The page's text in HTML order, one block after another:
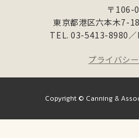
〒106-
東京都港区六本木7-
TEL. 03-5413-8980
プライバシ
Copyright © Canning &